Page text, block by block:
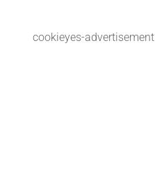
cookieyes-advertisement